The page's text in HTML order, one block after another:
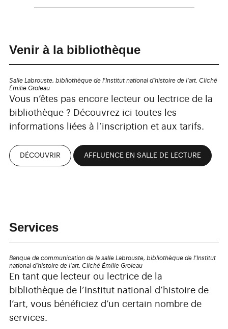
Venir à la bibliothèque
Salle Labrouste, bibliothèque de l'Institut national d'histoire de l'art. Cliché
Émilie Groleau
Vous n’êtes pas encore lecteur ou lectrice de la
bibliothèque ? Découvrez ici toutes les
informations liées à l’inscription et aux tarifs.
DÉCOUVRIR AFFLUENCE EN SALLE DE LECTURE
Services
Banque de communication de la salle Labrouste, bibliothèque de l'Institut
national d'histoire de l'art. Cliché Émilie Groleau
En tant que lecteur ou lectrice de la
bibliothèque de l’Institut national d’histoire de
l’art, vous bénéficiez d’un certain nombre de
services.